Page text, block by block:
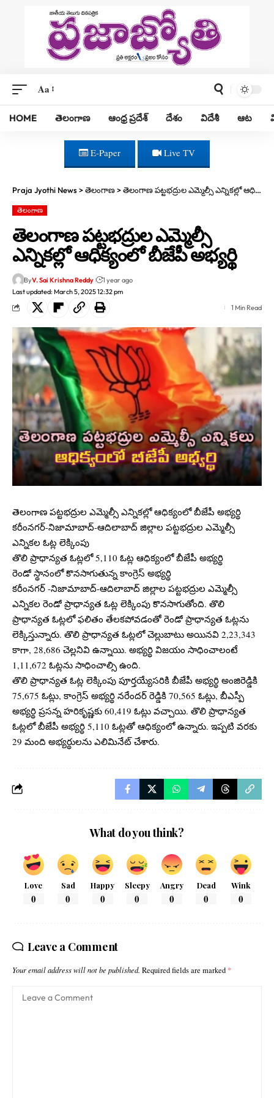
Aa
HOME తెలంగాణ ఆంధ్ర ప్రదేశ్ దేశం విదేశీ ఆట
E-Paper Live TV
Praja Jyothi News>తెలంగాణ>తెలంగాణ పట్టభద్రుల ఎమ్మెల్సీ ఎన్నికల్లో ఆధిక్యంలో బీజేపీ అభ్యర్థి
తెలంగాణ
తెలంగాణ పట్టభద్రుల ఎమ్మెల్సీ
ఎన్నికల్లో ఆధిక్యంలో బీజేపీ అభ్యర్థి
Last updated: March 5, 2025 12:32 pm
ByV. Sai Krishna Reddy 1 year ago
1 Min Read
తెలంగాణ పట్టభద్రుల ఎమ్మెల్సీ ఎన్నికల్లో ఆధిక్యంలో బీజేపీ అభ్యర్థి
కరీంనగర్-నిజామాబాద్-ఆదిలాబాద్ జిల్లాల పట్టభద్రుల ఎమ్మెల్సీ
ఎన్నికల ఓట్ల లెక్కింపు
తొలి ప్రాధాన్యత ఓట్లలో 5,110 ఓట్ల ఆధిక్యంలో బీజేపీ అభ్యర్థి
రెండో స్థానంలో కొనసాగుతున్న కాంగ్రెస్ అభ్యర్థి
కరీంనగర్ -నిజామాబాద్-ఆదిలాబాద్ జిల్లాల పట్టభద్రుల ఎమ్మెల్సీ
ఎన్నికల రెండో ప్రాధాన్యత ఓట్ల లెక్కింపు కొనసాగుతోంది. తొలి
ప్రాధాన్యత ఓట్లలో ఫలితం తేలకపోవడంతో రెండో ప్రాధాన్యత ఓట్లను
లెక్కిస్తున్నారు. తొలి ప్రాధాన్యత ఓట్లలో చెల్లుబాటు అయినవి 2,23,343
కాగా, 28,686 చెల్లనివి ఉన్నాయి. అభ్యర్థి విజయం సాధించాలంటే
1,11,672 ఓట్లను సాధించాల్సి ఉంది.
తొలి ప్రాధాన్యత ఓట్ల లెక్కింపు పూర్తయ్యేసరికి బీజేపీ అభ్యర్థి అంజిరెడ్డికి
75,675 ఓట్లు, కాంగ్రెస్ అభ్యర్థి నరేందర్ రెడ్డికి 70,565 ఓట్లు, బీఎస్పీ
అభ్యర్థి ప్రసన్న హరికృష్ణకు 60,419 ఓట్లు వచ్చాయి. తొలి ప్రాధాన్యత
ఓట్లలో బీజేపీ అభ్యర్థి 5,110 ఓట్లతో ఆధిక్యంలో ఉన్నారు. ఇప్పటి వరకు
29 మంది అభ్యర్థులను ఎలిమినేట్ చేశారు.
What do you think?
Love
0
Sad
0
Happy
0
Sleepy
0
Angry
0
Dead
0
Wink
0
Leave a Comment
Your email address will not be published. Required fields are marked *